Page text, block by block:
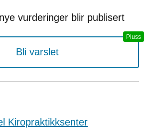
vurderinger blir publisert
Bli varslet
Kiropraktikksenter